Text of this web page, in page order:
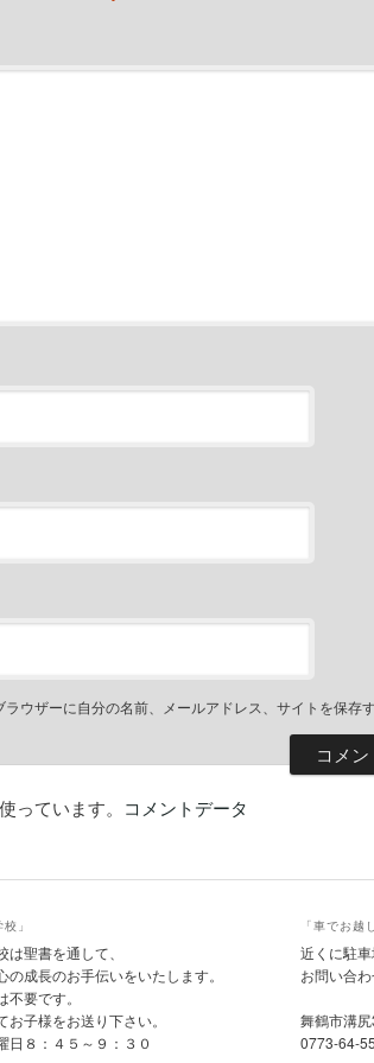
ウザーに自分の名前、メールアドレス、サイトを保存す
っています。 コメントデータ
」
は聖書を通して、
の成長のお手伝いをいたします。
不要です。
お子様をお送り下さい。
日８：４５～９：３０
「車でお越
近くに駐車
お問い合わ
舞鶴市溝
0773-64-